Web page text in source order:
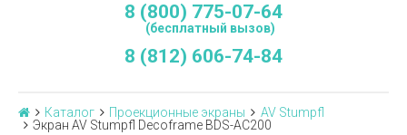
8 (800) 775-07-64
(бесплатный вызов)
8 (812) 606-74-84
Каталог Проекционные экраны
AV Stumpfl
Экран AV Stumpfl Decoframe BDS-AC200